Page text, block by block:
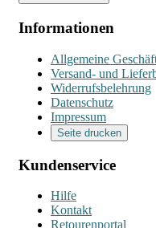
Informationen
Allgemeine
Versand- und
Widerrufsbelehrung
Datenschutz
Impressum
Seite drucken
Kundenservice
Hilfe
Kontakt
Retourenportal